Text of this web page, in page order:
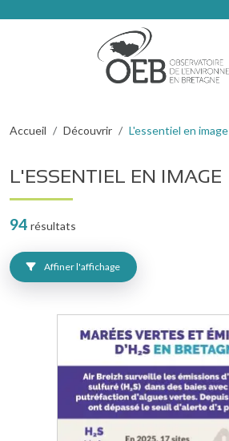
Fil d'Ariane
Accueil Découvrir L'essentiel en image
L'ESSENTIEL EN IMAGE
94 résultats
Affiner l'affichage